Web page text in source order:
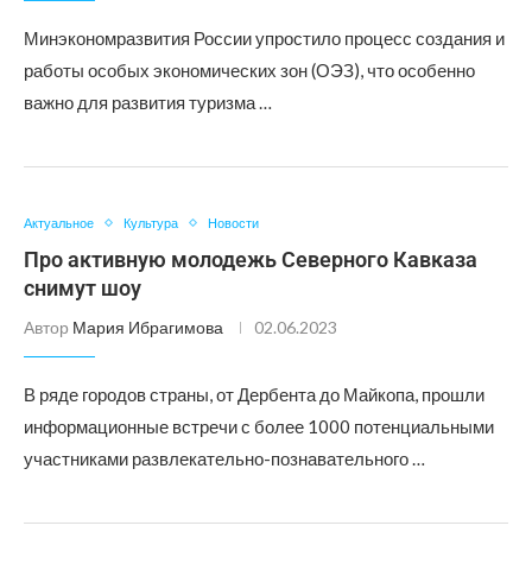
Минэкономразвития России упростило процесс создания и
работы особых экономических зон (ОЭЗ), что особенно
важно для развития туризма …
Актуальное Культура Новости
Про активную молодежь Северного Кавказа
снимут шоу
Автор Мария Ибрагимова 02.06.2023
В ряде городов страны, от Дербента до Майкопа, прошли
информационные встречи с более 1000 потенциальными
участниками развлекательно-познавательного …